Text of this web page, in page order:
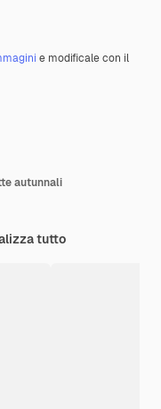
e modificale con il
autunnali
tutto